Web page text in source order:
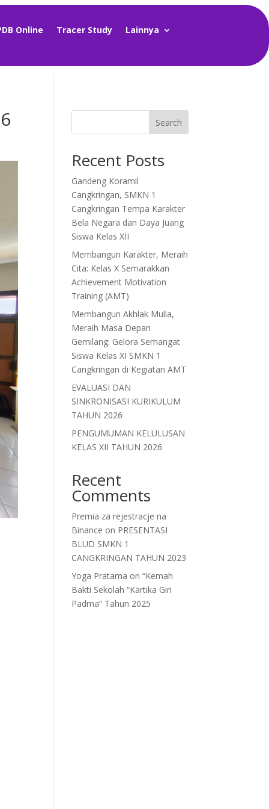
Online Tracer Study Lainnya
Search
Recent Posts
Gandeng Koramil
Cangkringan, SMKN 1
Cangkringan Tempa Karakter
Bela Negara dan Daya Juang
Siswa Kelas XII
Membangun Karakter, Meraih
Cita: Kelas X Semarakkan
Achievement Motivation
Training (AMT)
Membangun Akhlak Mulia,
Meraih Masa Depan
Gemilang: Gelora Semangat
Siswa Kelas XI SMKN 1
Cangkringan di Kegiatan AMT
EVALUASI DAN
SINKRONISASI KURIKULUM
TAHUN 2026
PENGUMUMAN KELULUSAN
KELAS XII TAHUN 2026
Recent
Comments
Premia za rejestracje na
Binance on PRESENTASI
BLUD SMKN 1
CANGKRINGAN TAHUN 2023
Yoga Pratama on“Kemah
Bakti Sekolah “Kartika Giri
Padma” Tahun 2025